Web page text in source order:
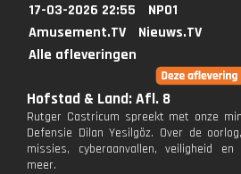
17-03-2026 22:55
NPO1
Amusement.TV
Nieuws.TV
Alle afleveringen
Hofstad & Land: Afl. 8
Rutger Castricum spreekt met onze
Defensie Dilan Yesilgöz. Over de
missies, cyberaanvallen, veiligheid
meer.